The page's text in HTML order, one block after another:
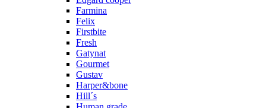
Farmina
Felix
Firstbite
Fresh
Gatynat
Gourmet
Gustav
Harper&bone
Hill´s